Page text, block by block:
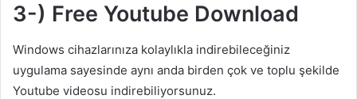
3-) Free Youtube Download
Windows cihazlarınıza kolaylıkla indirebileceğiniz
uygulama sayesinde aynı anda birden çok ve toplu şekilde
Youtube videosu indirebiliyorsunuz.